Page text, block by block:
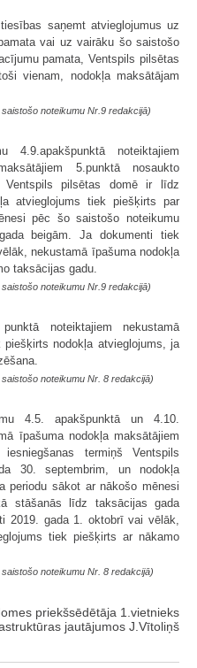
saņemt atvieglojumus uz
vai uz vairāku šo saistošo
pamata, Ventspils pilsētas
vienam, nodokļa maksātājam
saistošo noteikumu Nr.9 redakcijā)
4.9.apakšpunktā noteiktajiem
5.punktā nosaukto
Ventspils pilsētas domē ir līdz
atvieglojums tiek piešķirts par
pēc šo saistošo noteikumu
beigām. Ja dokumenti tiek
nekustamā īpašuma nodokļa
taksācijas gadu.
saistošo noteikumu Nr.9 redakcijā)
noteiktajiem nekustamā
nodokļa atvieglojums, ja
saistošo noteikumu Nr. 8 redakcijā)
4.5. apakšpunktā un 4.10.
īpašuma nodokļa maksātājiem
termiņš Ventspils
30. septembrim, un nodokļa
periodu sākot ar nākošo mēnesi
stāšanās līdz taksācijas gada
2019. gada 1. oktobrī vai vēlāk,
tiek piešķirts ar nākamo
saistošo noteikumu Nr. 8 redakcijā)
priekšsēdētāja 1.vietnieks
jautājumos J.Vītoliņš